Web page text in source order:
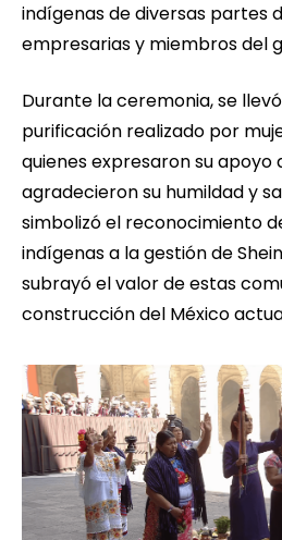
indígenas de diversas partes
empresarias y miembros del
Durante la ceremonia, se
purificación realizado por
quienes expresaron su apoyo
agradecieron su humildad y
simbolizó el reconocimiento
indígenas a la gestión de
subrayó el valor de estas
construcción del México